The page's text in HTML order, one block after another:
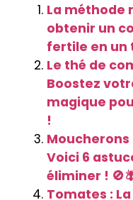
La méthode
obtenir un
fertile en un
Le thé de
Boostez
magique
!
Voici 6
éliminer !
Tomates :